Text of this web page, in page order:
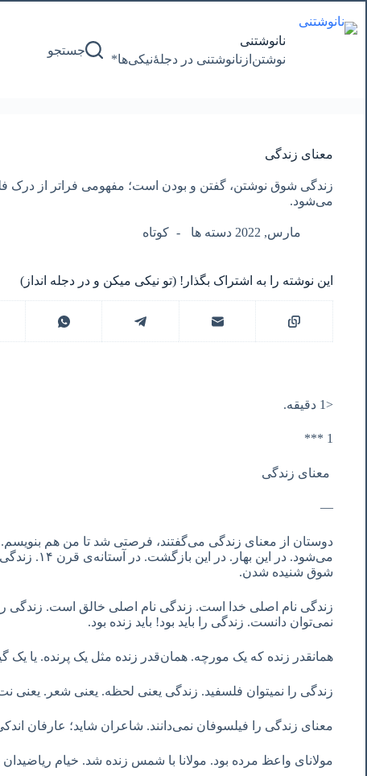
به
محتوا
نانوشتنی
نوشتن‌از‌نانوشتنی‌ در‌ دجلۀنیکی‌ها*
جستجو
معنای زندگی
زندگی شوق نوشتن، گفتن و بودن است؛ مفهومی فراتر از درک
می‌شود.
مارس, 2022 دسته ها کوتاه
این نوشته را به اشتراک بگذار! (تو نیکی میکن و در دجله انداز)
<1 دقیقه.
1 ***
معنای زندگی
—
دوستان از معنای زندگی می‌گفتند، فرصتی شد تا من هم
می‌شود. در این
شوق شنیده شدن.
زندگی نام اصلی خدا است. زندگی نام اصلی خالق است. زندگی
نمی‌توان دانست. زندگی را باید بود! باید زنده بود.
همانقدر زنده که یک مورچه. همان‌قدر زنده مثل یک پرنده. یا یک
زندگی را نمیتوان فلسفید. زندگی یعنی لحظه. یعنی شعر. یعنی
معنای زندگی را فیلسوفان نمی‌دانند. شاعران شاید؛ عارفان
مولانای واعظ مرده بود. مولانا با شمس زنده شد. خیام